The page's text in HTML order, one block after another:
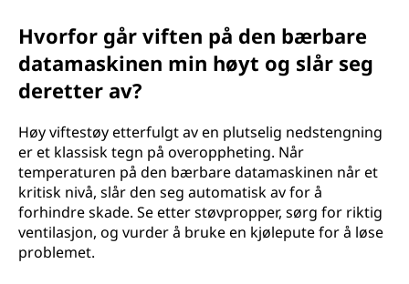
Hvorfor går viften på den bærbare
datamaskinen min høyt og slår seg
deretter av?
Høy viftestøy etterfulgt av en plutselig nedstengning
er et klassisk tegn på overoppheting. Når
temperaturen på den bærbare datamaskinen når et
kritisk nivå, slår den seg automatisk av for å
forhindre skade. Se etter støvpropper, sørg for riktig
ventilasjon, og vurder å bruke en kjølepute for å løse
problemet.